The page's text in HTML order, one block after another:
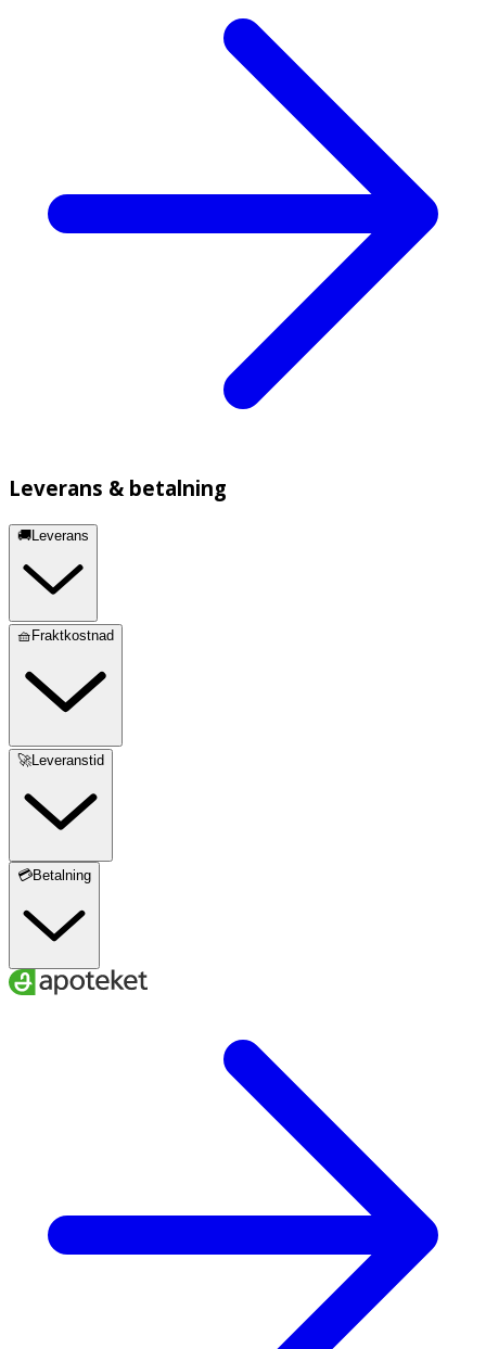
Leverans & betalning
🚚Leverans
🧺Fraktkostnad
🚀Leveranstid
💳Betalning